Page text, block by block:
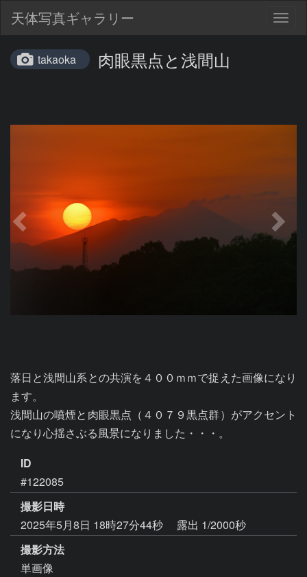
天体写真ギャラリー
takaoka 肉眼黒点と浅間山
落日と浅間山系との共演を４００ｍｍで捉えた画像になり
ます。
浅間山の噴煙と肉眼黒点（４０７９黒点群）がアクセント
になり心揺さぶる風景になりました・・・。
ID
#122085
撮影日時
2025年5月8日 18時27分44秒
露出 1/2000秒
撮影方法
単画像